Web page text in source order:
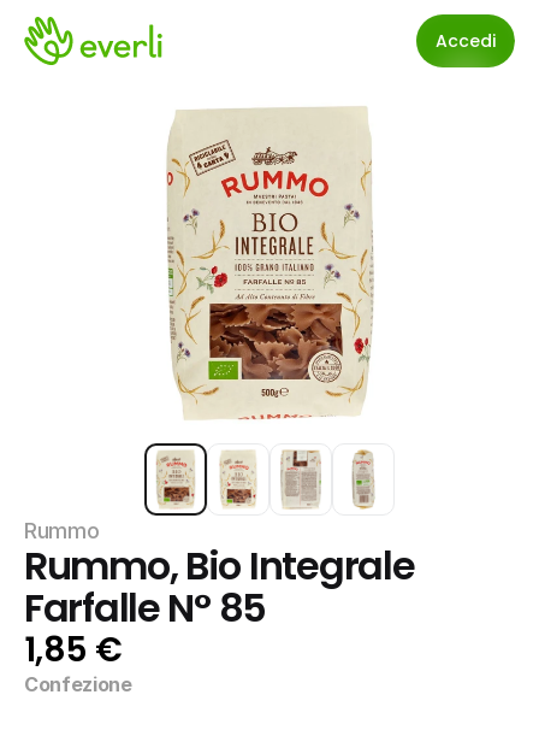
Accedi
Rummo
Rummo, Bio Integrale
Farfalle N° 85
1,85 €
Confezione